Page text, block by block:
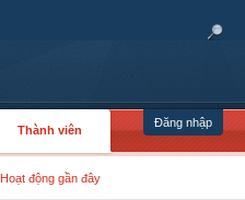
Đăng nhập
Thành viên
Hoạt động gần đây